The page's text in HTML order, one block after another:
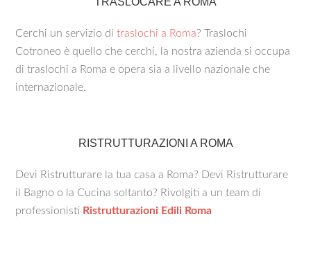
Cerchi un servizio ditraslochi a Roma? Traslochi
Cotroneo è quello che cerchi, la nostra azienda si occupa
di traslochi a Roma e opera sia a livello nazionale che
internazionale.
RISTRUTTURAZIONI A ROMA
Devi Ristrutturare la tua casa a Roma? Devi Ristrutturare
il Bagno o la Cucina soltanto? Rivolgiti a un team di
professionisti Ristrutturazioni Edili Roma